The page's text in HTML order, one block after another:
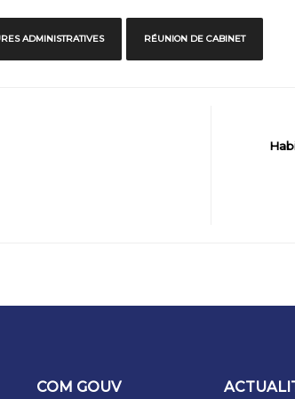
ADMINISTRATIVES RÉUNION DE CABINET
COM GOUV